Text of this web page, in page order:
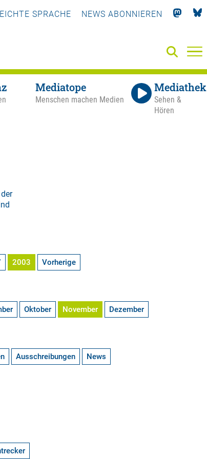
SPRACHE NEWS ABONNIEREN
Mediatope
Menschen machen Medien
Mediathek
Sehen &
Hören
2003 Vorherige
Oktober November Dezember
Ausschreibungen News